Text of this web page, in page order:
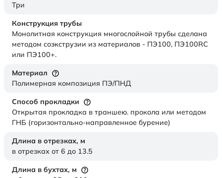
Три
Конструкция трубы
Монолитная конструкция многослойной трубы сделана
методом соэкструзии из материалов - ПЭ100, ПЭ100RC
или ПЭ100+.
Материал
Полимерная композиция ПЭ/ПНД
Способ прокладки
Открытая прокладка в траншею. прокола или методом
ГНБ (горизонтально-направленное бурение)
Длина в отрезках, м
в отрезках от 6 до 13.5
Длина в бухтах, м